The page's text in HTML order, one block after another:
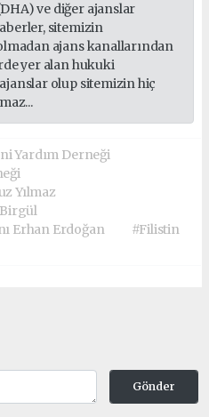
ve diğer ajanslar
sitemizin
ajans kanallarından
yer alan hukuki
olup sitemizin hiç
Yardım Derneği
Yılmaz
Birgül
Erhan Erdoğan
#Filistin
Gönder